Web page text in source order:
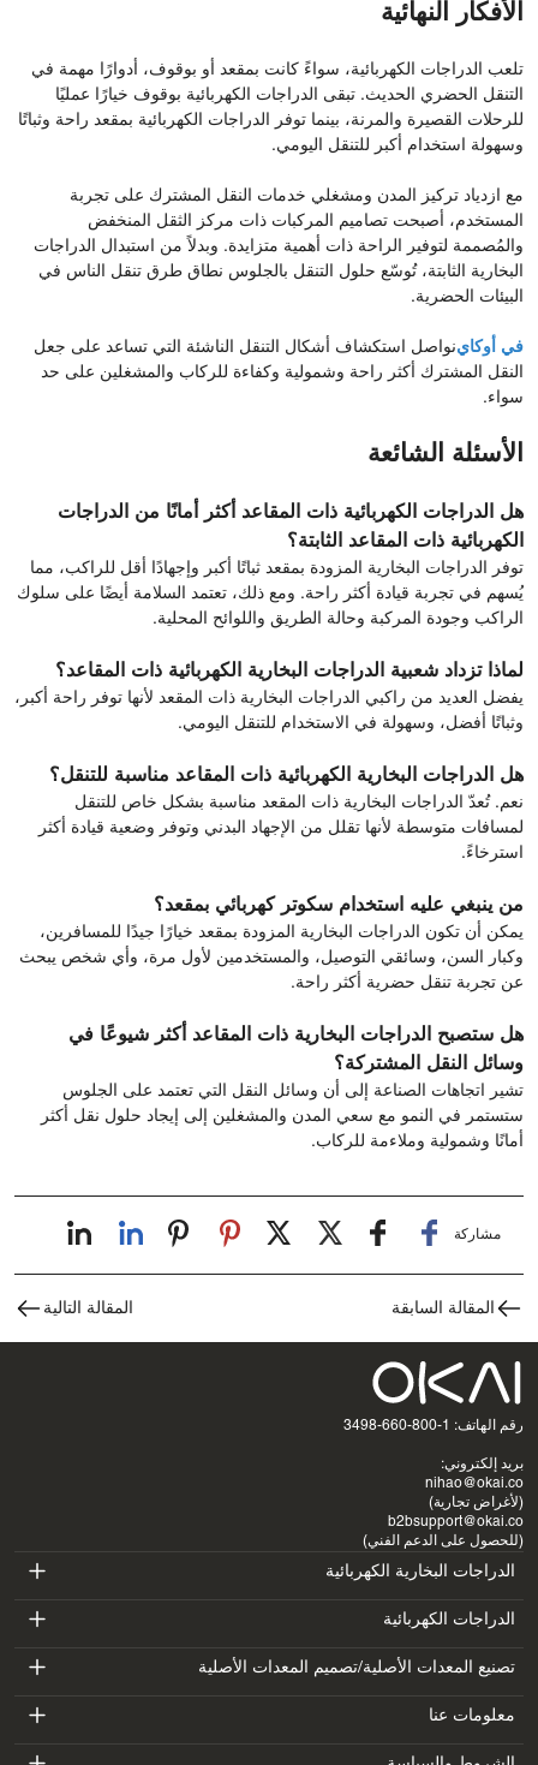
الأفكار النهائية
تلعب الدراجات الكهربائية، سواءً كانت بمقعد أو بوقوف، أدوارًا مهمة في
التنقل الحضري الحديث. تبقى الدراجات الكهربائية بوقوف خيارًا عمليًا
للرحلات القصيرة والمرنة، بينما توفر الدراجات الكهربائية بمقعد راحة وثباتًا
وسهولة استخدام أكبر للتنقل اليومي.
مع ازدياد تركيز المدن ومشغلي خدمات النقل المشترك على تجربة
المستخدم، أصبحت تصاميم المركبات ذات مركز الثقل المنخفض
والمُصممة لتوفير الراحة ذات أهمية متزايدة. وبدلاً من استبدال الدراجات
البخارية الثابتة، تُوسّع حلول التنقل بالجلوس نطاق طرق تنقل الناس في
البيئات الحضرية.
في أوكاينواصل استكشاف أشكال التنقل الناشئة التي تساعد على جعل
النقل المشترك أكثر راحة وشمولية وكفاءة للركاب والمشغلين على حد
سواء.
الأسئلة الشائعة
هل الدراجات الكهربائية ذات المقاعد أكثر أمانًا من الدراجات
الكهربائية ذات المقاعد الثابتة؟
توفر الدراجات البخارية المزودة بمقعد ثباتًا أكبر وإجهادًا أقل للراكب، مما
يُسهم في تجربة قيادة أكثر راحة. ومع ذلك، تعتمد السلامة أيضًا على سلوك
الراكب وجودة المركبة وحالة الطريق واللوائح المحلية.
لماذا تزداد شعبية الدراجات البخارية الكهربائية ذات المقاعد؟
يفضل العديد من راكبي الدراجات البخارية ذات المقعد لأنها توفر راحة أكبر،
وثباتًا أفضل، وسهولة في الاستخدام للتنقل اليومي.
هل الدراجات البخارية الكهربائية ذات المقاعد مناسبة للتنقل؟
نعم. تُعدّ الدراجات البخارية ذات المقعد مناسبة بشكل خاص للتنقل
لمسافات متوسطة لأنها تقلل من الإجهاد البدني وتوفر وضعية قيادة أكثر
استرخاءً.
من ينبغي عليه استخدام سكوتر كهربائي بمقعد؟
يمكن أن تكون الدراجات البخارية المزودة بمقعد خيارًا جيدًا للمسافرين،
وكبار السن، وسائقي التوصيل، والمستخدمين لأول مرة، وأي شخص يبحث
عن تجربة تنقل حضرية أكثر راحة.
هل ستصبح الدراجات البخارية ذات المقاعد أكثر شيوعًا في
وسائل النقل المشتركة؟
تشير اتجاهات الصناعة إلى أن وسائل النقل التي تعتمد على الجلوس
ستستمر في النمو مع سعي المدن والمشغلين إلى إيجاد حلول نقل أكثر
أمانًا وشمولية وملاءمة للركاب.
مشاركة
المقالة السابقة المقالة التالية
رقم الهاتف: 1-800-660-3498
بريد إلكتروني:
nihao@okai.co
(لأغراض تجارية)
b2bsupport@okai.co
(للحصول على الدعم الفني)
الدراجات البخارية الكهربائية
ES400A
ES410
ES600P
الدراجات الكهربائية
EB100B
EB300
تصنيع المعدات الأصلية/تصميم المعدات الأصلية
SV3
معلومات عنا